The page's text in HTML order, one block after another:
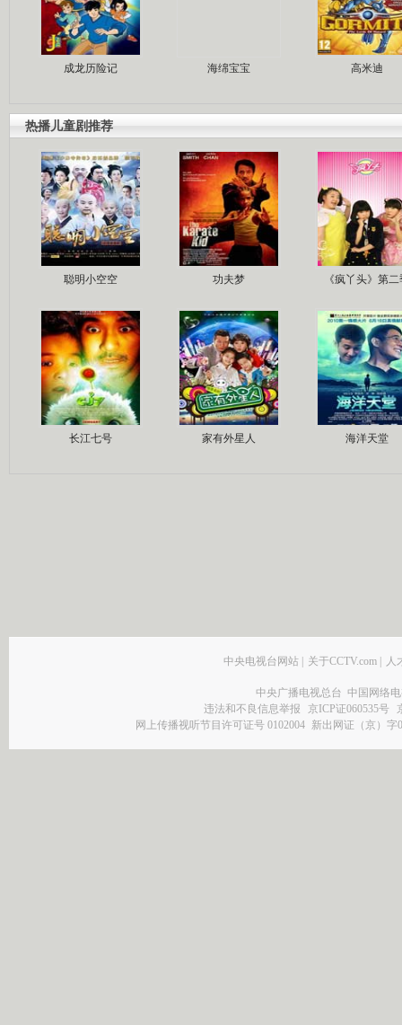
成龙历险记 海绵宝宝 高米迪
热播儿童剧推荐
聪明小空空 功夫梦 《疯丫头》第二
长江七号 家有外星人 海洋天堂
中央电视台网站 | 关于CCTV.com | 人
中央广播电视总台 中国网络
违法和不良信息举报
京ICP证060535号
网上传播视听节目许可证号 0102004 新出网证（京）